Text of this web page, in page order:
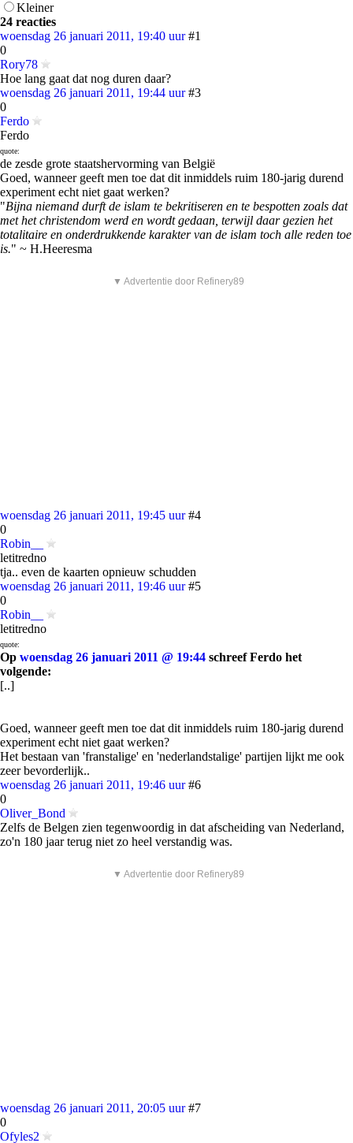
Kleiner
24 reacties
woensdag 26 januari 2011, 19:40 uur #1
0
Rory78
Hoe lang gaat dat nog duren daar?
woensdag 26 januari 2011, 19:44 uur #3
0
Ferdo
Ferdo
quote:
de zesde grote staatshervorming van België
Goed, wanneer geeft men toe dat dit inmiddels ruim 180-jarig durend
experiment echt niet gaat werken?
"Bijna niemand durft de islam te bekritiseren en te bespotten zoals dat
met het christendom werd en wordt gedaan, terwijl daar gezien het
totalitaire en onderdrukkende karakter van de islam toch alle reden toe
is." ~ H.Heeresma
▼ Advertentie door Refinery89
woensdag 26 januari 2011, 19:45 uur #4
0
Robin__
letitredno
tja.. even de kaarten opnieuw schudden
woensdag 26 januari 2011, 19:46 uur #5
0
Robin__
letitredno
quote:
Op woensdag 26 januari 2011 @ 19:44 schreef Ferdo het
volgende:
[..]
Goed, wanneer geeft men toe dat dit inmiddels ruim 180-jarig durend
experiment echt niet gaat werken?
Het bestaan van 'franstalige' en 'nederlandstalige' partijen lijkt me ook
zeer bevorderlijk..
woensdag 26 januari 2011, 19:46 uur #6
0
Oliver_Bond
Zelfs de Belgen zien tegenwoordig in dat afscheiding van Nederland,
zo'n 180 jaar terug niet zo heel verstandig was.
▼ Advertentie door Refinery89
woensdag 26 januari 2011, 20:05 uur #7
0
Ofyles2